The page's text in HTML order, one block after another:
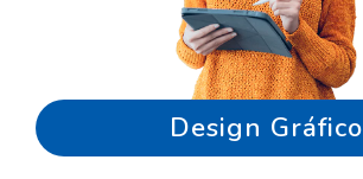
Design Gráfico